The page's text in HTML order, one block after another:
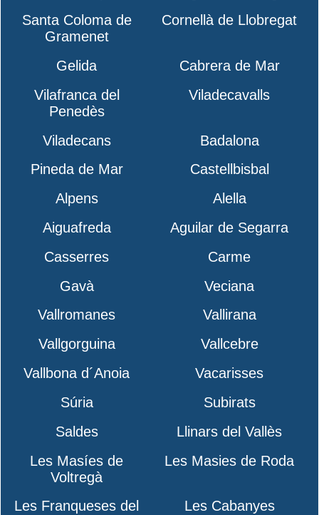
Santa Coloma de
Gramenet
Cornellà de Llobregat
Gelida
Cabrera de Mar
Vilafranca del
Penedès
Viladecavalls
Viladecans
Badalona
Pineda de Mar
Castellbisbal
Alpens
Alella
Aiguafreda
Aguilar de Segarra
Casserres
Carme
Gavà
Veciana
Vallromanes
Vallirana
Vallgorguina
Vallcebre
Vallbona d´Anoia
Vacarisses
Súria
Subirats
Saldes
Llinars del Vallès
Les Masíes de
Voltregà
Les Masies de Roda
Les Franqueses del
Les Cabanyes